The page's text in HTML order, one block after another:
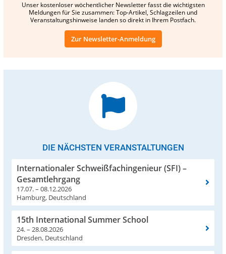
Unser kostenloser wöchentlicher Newsletter fasst die wichtigsten
Meldungen für Sie zusammen: Top-Artikel, Schlagzeilen und
Veranstaltungshinweise landen so direkt in Ihrem Postfach.
Zur Newsletter-Anmeldung
DIE NÄCHSTEN VERANSTALTUNGEN
Internationaler Schweißfachingenieur (SFI) –
Gesamtlehrgang
17.07. – 08.12.2026
Hamburg, Deutschland
15th International Summer School
24. – 28.08.2026
Dresden, Deutschland